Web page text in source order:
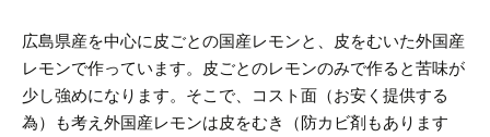
広島県産を中心に皮ごとの国産レモンと、皮をむいた外国産
レモンで作っています。 皮ごとのレモンのみで作ると苦味が
少し強めになります。そこで、コスト面（お安く提供する
為）も考え外国産レモンは皮をむき（防カビ剤もあります